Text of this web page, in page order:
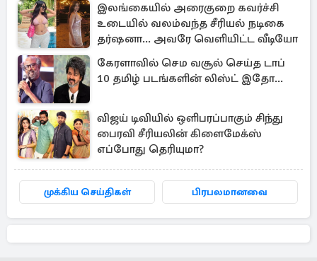
இலங்கையில் அரைகுறை கவர்ச்சி
உடையில் வலம்வந்த சீரியல் நடிகை
தர்ஷனா... அவரே வெளியிட்ட வீடியோ
கேரளாவில் செம வசூல் செய்த டாப்
10 தமிழ் படங்களின் லிஸ்ட் இதோ...
விஜய் டிவியில் ஒளிபரப்பாகும் சிந்து
பைரவி சீரியலின் கிளைமேக்ஸ்
எப்போது தெரியுமா?
முக்கிய செய்திகள் பிரபலமானவை